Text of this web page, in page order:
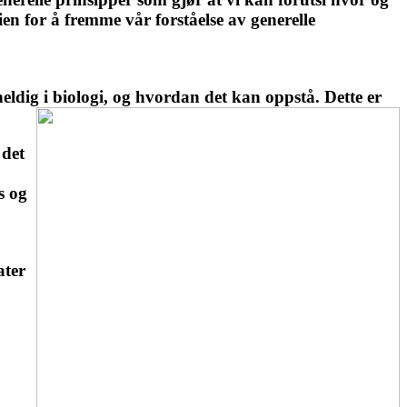
for å fremme vår forståelse av generelle
i biologi, og hvordan det kan oppstå. Dette er
og